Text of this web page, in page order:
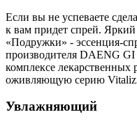
Если вы не успеваете
к вам придет спрей. Яркий
«Подружки» - эссенция-
производителя DAENG
комплексе лекарственных
оживляющую серию
Увлажняющий